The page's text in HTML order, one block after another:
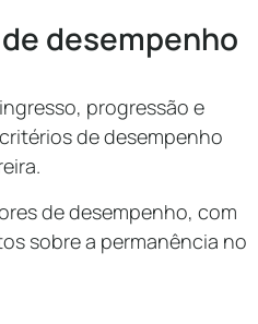
desempenho
progressão e
de desempenho
de desempenho, com
sobre a permanência no